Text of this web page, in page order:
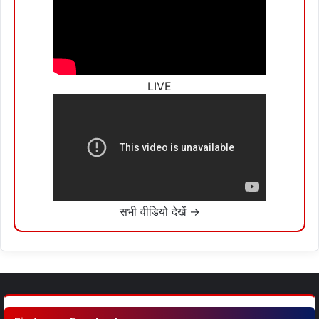
LIVE
सभी वीडियो देखें →